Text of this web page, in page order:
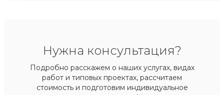
Нужна консультация?
Подробно расскажем о наших услугах, видах
работ и типовых проектах, рассчитаем
стоимость и подготовим индивидуальное